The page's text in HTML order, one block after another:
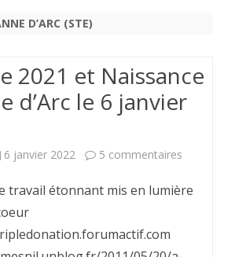
D’ARC (STE)
2021 et Naissance
d’Arc le 6 janvier
6 janvier 2022 5 commentaires
travail étonnant mis en lumière